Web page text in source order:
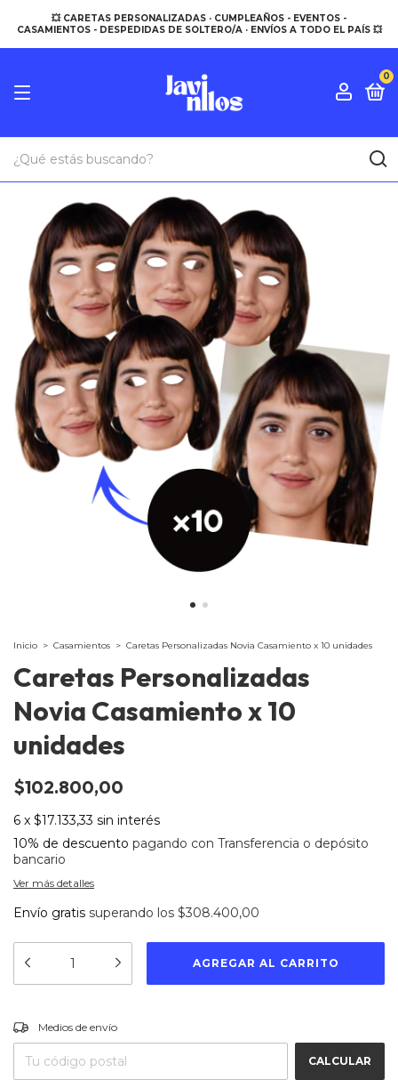
💥 CARETAS PERSONALIZADAS · CUMPLEAÑOS - EVENTOS -
CASAMIENTOS - DESPEDIDAS DE SOLTERO/A · ENVÍOS A TODO EL PAÍS 💥
0
Inicio > Casamientos > Caretas Personalizadas Novia Casamiento x 10 unidades
Caretas Personalizadas
Novia Casamiento x 10
unidades
$102.800,00
6 x $17.133,33 sin interés
10% de descuento pagando con Transferencia o depósito
bancario
Ver más detalles
Envío gratis superando los $308.400,00
Entregas para el CP:
Medios de envío
CALCULAR